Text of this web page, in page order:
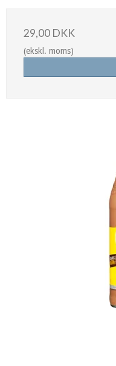
29,00 DKK
(ekskl. moms)